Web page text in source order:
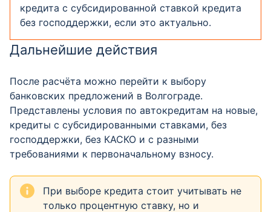
кредита с субсидированной ставкой кредита
без господдержки, если это актуально.
Дальнейшие действия
После расчёта можно перейти к выбору
банковских предложений в Волгограде.
Представлены условия по автокредитам на новые,
кредиты с субсидированными ставками, без
господдержки, без КАСКО и с разными
требованиями к первоначальному взносу.
При выборе кредита стоит учитывать не
только процентную ставку, но и